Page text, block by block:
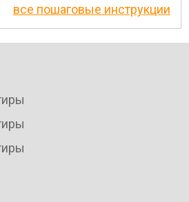
все пошаговые инструкции